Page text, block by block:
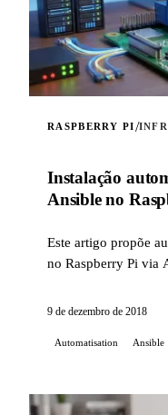
RASPBERRY PI/
Instalação
Ansible no
Este artigo propõe
no Raspberry Pi via
9 de dezembro de 2018
Automatisation Ansible